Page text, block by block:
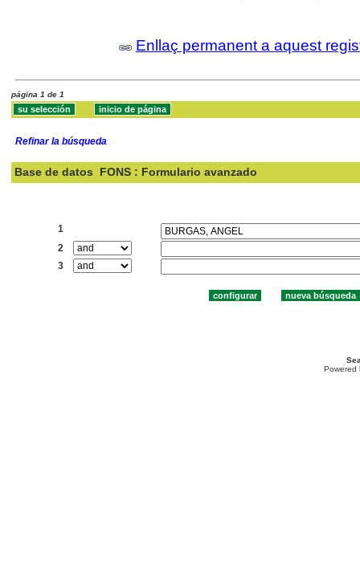
Enllaç permanent a aquest
página 1 de 1
Refinar la búsqueda
Base de datos FONS : Formulario avanzado
1
2
3
Powered